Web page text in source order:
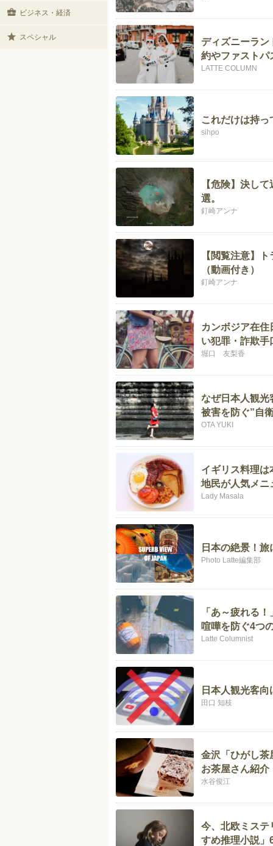
ビジネス・経済
スペシャル
ディズニーラン
約やファスト
LATTE COLUMN
これだけは持
sihpo
【危険】決し
選。
釘崎アンナ
【閲覧注意】
（動画付き）
釘崎アンナ
カンボジア在
い犯罪・詐欺手
堀口 友梨香
なぜ日本人観光
被害を防ぐ”自
OTA YUKI
イギリス料理は
地民が人気メニ
Lady Masala
日本の絶景！
Photo Latte編集部
「あ～疲れる
喧嘩を防ぐ4つ
Latte Columnist
日本人観光客
田口 知枝
金沢「ひがし茶
お茶屋さん紹介
水谷俊江
今、北欧ミステ
すめ推理小説」